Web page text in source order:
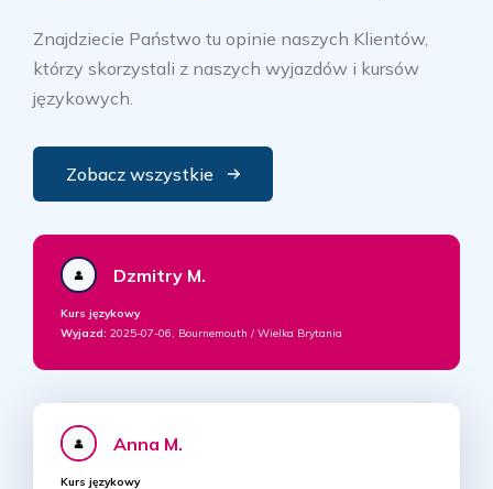
Znajdziecie Państwo tu opinie naszych Klientów,
którzy skorzystali z naszych wyjazdów i kursów
językowych.
Zobacz wszystkie
Dzmitry M.
Kurs językowy
Wyjazd: 2025-07-06, Bournemouth / Wielka Brytania
Anna M.
Kurs językowy